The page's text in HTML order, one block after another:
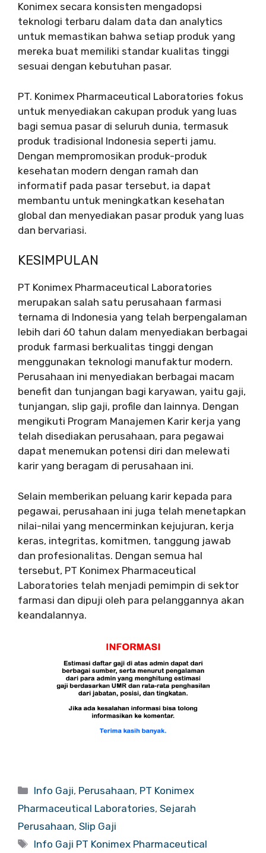
Konimex secara konsisten mengadopsi
teknologi terbaru dalam data dan analytics
untuk memastikan bahwa setiap produk yang
mereka buat memiliki standar kualitas tinggi
sesuai dengan kebutuhan pasar.
PT. Konimex Pharmaceutical Laboratories fokus
untuk menyediakan cakupan produk yang luas
bagi semua pasar di seluruh dunia, termasuk
produk tradisional Indonesia seperti jamu.
Dengan mempromosikan produk-produk
kesehatan modern dengan ramah dan
informatif pada pasar tersebut, ia dapat
membantu untuk meningkatkan kesehatan
global dan menyediakan pasar produk yang luas
dan bervariasi.
KESIMPULAN
PT Konimex Pharmaceutical Laboratories
merupakan salah satu perusahaan farmasi
ternama di Indonesia yang telah berpengalaman
lebih dari 60 tahun dalam menyediakan berbagai
produk farmasi berkualitas tinggi dengan
menggunakan teknologi manufaktur modern.
Perusahaan ini menyediakan berbagai macam
benefit dan tunjangan bagi karyawan, yaitu gaji,
tunjangan, slip gaji, profile dan lainnya. Dengan
mengikuti Program Manajemen Karir kerja yang
telah disediakan perusahaan, para pegawai
dapat menemukan potensi diri dan melewati
karir yang beragam di perusahaan ini.
Selain memberikan peluang karir kepada para
pegawai, perusahaan ini juga telah menetapkan
nilai-nilai yang mencerminkan kejujuran, kerja
keras, integritas, komitmen, tanggung jawab
dan profesionalitas. Dengan semua hal
tersebut, PT Konimex Pharmaceutical
Laboratories telah menjadi pemimpin di sektor
farmasi dan dipuji oleh para pelanggannya akan
keandalannya.
Categories
Info Gaji, Perusahaan, PT Konimex
Pharmaceutical Laboratories, Sejarah
Perusahaan, Slip Gaji
Tags
Info Gaji PT Konimex Pharmaceutical